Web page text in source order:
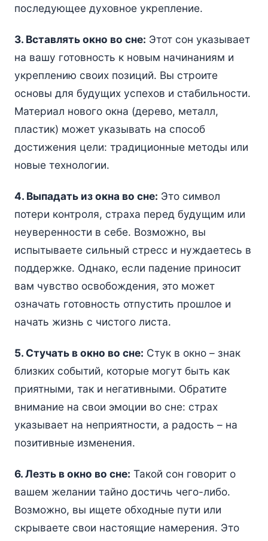
последующее духовное укрепление.
3. Вставлять окно во сне: Этот сон указывает
на вашу готовность к новым начинаниям и
укреплению своих позиций. Вы строите
основы для будущих успехов и стабильности.
Материал нового окна (дерево, металл,
пластик) может указывать на способ
достижения цели: традиционные методы или
новые технологии.
4. Выпадать из окна во сне: Это символ
потери контроля, страха перед будущим или
неуверенности в себе. Возможно, вы
испытываете сильный стресс и нуждаетесь в
поддержке. Однако, если падение приносит
вам чувство освобождения, это может
означать готовность отпустить прошлое и
начать жизнь с чистого листа.
5. Стучать в окно во сне: Стук в окно – знак
близких событий, которые могут быть как
приятными, так и негативными. Обратите
внимание на свои эмоции во сне: страх
указывает на неприятности, а радость – на
позитивные изменения.
6. Лезть в окно во сне: Такой сон говорит о
вашем желании тайно достичь чего-либо.
Возможно, вы ищете обходные пути или
скрываете свои настоящие намерения. Это